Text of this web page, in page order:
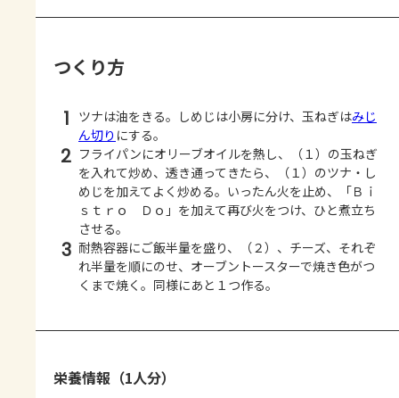
つくり方
1 ツナは油をきる。しめじは小房に分け、玉ねぎはみじ
ん切り にする。
2 フライパンにオリーブオイルを熱し、（１）の玉ねぎ
を入れて炒め、透き通ってきたら、（１）のツナ・し
めじを加えてよく炒める。いったん火を止め、「Ｂｉ
ｓｔｒｏ Ｄｏ」を加えて再び火をつけ、ひと煮立ち
させる。
3 耐熱容器にご飯半量を盛り、（２）、チーズ、それぞ
れ半量を順にのせ、オーブントースターで焼き色がつ
くまで焼く。同様にあと１つ作る。
栄養情報（1人分）